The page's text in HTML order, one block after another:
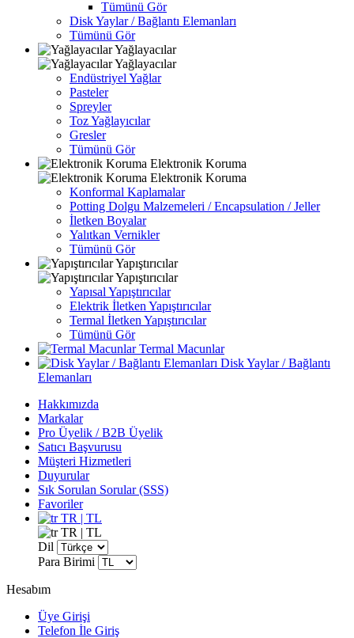
Tümünü Gör
Disk Yaylar / Bağlantı Elemanları
Tümünü Gör
Yağlayacılar
Yağlayacılar
Endüstriyel Yağlar
Pasteler
Spreyler
Toz Yağlayıcılar
Gresler
Tümünü Gör
Elektronik Koruma
Elektronik Koruma
Konformal Kaplamalar
Potting Dolgu Malzemeleri / Encapsulation / Jeller
İletken Boyalar
Yalıtkan Vernikler
Tümünü Gör
Yapıştırıcılar
Yapıştırıcılar
Yapısal Yapıştırıcılar
Elektrik İletken Yapıştırıcılar
Termal İletken Yapıştırıcılar
Tümünü Gör
Termal Macunlar
Disk Yaylar / Bağlantı
Elemanları
Hakkımızda
Markalar
Pro Üyelik / B2B Üyelik
Satıcı Başvurusu
Müşteri Hizmetleri
Duyurular
Sık Sorulan Sorular (SSS)
Favoriler
TR | TL
TR | TL
Dil
Para Birimi
Hesabım
Üye Girişi
Telefon İle Giriş